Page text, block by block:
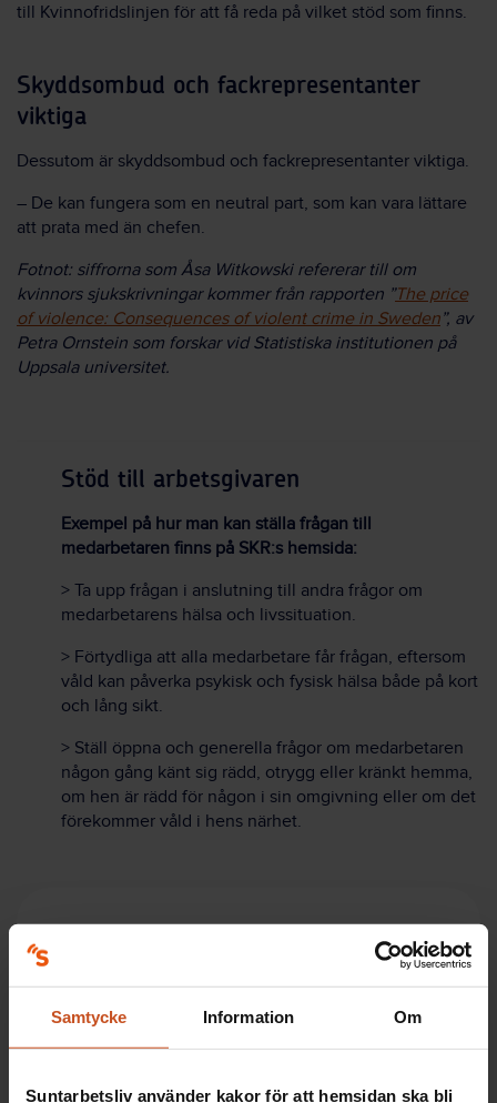
Samtycke Information Om
Suntarbetsliv använder kakor för att hemsidan ska bli
till Kvinnofridslinjen för att få reda på vilket stöd som finns.
Skyddsombud och fackrepresentanter
viktiga
Dessutom är skyddsombud och fackrepresentanter viktiga.
– De kan fungera som en neutral part, som kan vara lättare
att prata med än chefen.
Fotnot: siffrorna som Åsa Witkowski refererar till om
kvinnors sjukskrivningar kommer från rapporten ”The price
of violence: Consequences of violent crime in Sweden”, av
Petra Ornstein som forskar vid Statistiska institutionen på
Uppsala universitet.
Stöd till arbetsgivaren
Exempel på hur man kan ställa frågan till
medarbetaren finns på SKR:s hemsida:
> Ta upp frågan i anslutning till andra frågor om
medarbetarens hälsa och livssituation.
> Förtydliga att alla medarbetare får frågan, eftersom
våld kan påverka psykisk och fysisk hälsa både på kort
och lång sikt.
> Ställ öppna och generella frågor om medarbetaren
någon gång känt sig rädd, otrygg eller kränkt hemma,
om hen är rädd för någon i sin omgivning eller om det
förekommer våld i hens närhet.
Kort om NCK
regeringens uppdrag atthöja kunskapen
om mäns
våld mot kvinnor, hedersrelaterat våld och förtryck